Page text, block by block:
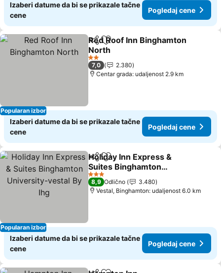
Izaberi datume da bi se prikazale tačne
cene
Pogledaj cene
Popularan izbor
Deli Dodati u favorite
Red Roof Inn Binghamton
North
2 Zvezdice
7,0
2.380
Centar grada: udaljenost 2.9 km
Izaberi datume da bi se prikazale tačne
cene
Pogledaj cene
Popularan izbor
Deli Dodati u favorite
Holiday Inn Express &
Suites Binghamton
University-vestal By Ihg
3 Zvezdice
8,9 Odlično
3.480
Vestal, Binghamton: udaljenost 6.0 km
Izaberi datume da bi se prikazale tačne
cene
Pogledaj cene